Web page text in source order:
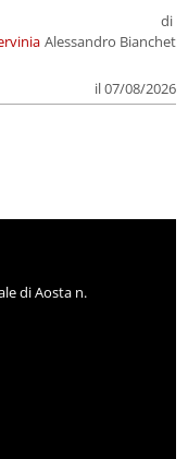
di
Alessandro Bianchet
il 07/08/2026
di Aosta n.